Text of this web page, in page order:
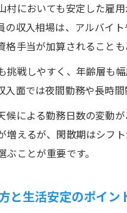
村においても安定した雇
の収入相場は、アルバイ
手当が加算されることも
挑戦しやすく、年齢層も
入面では夜間勤務や長時
候による勤務日数の変動
増えるが、閑散期はシフ
ことが重要です。
と生活安定のポイン